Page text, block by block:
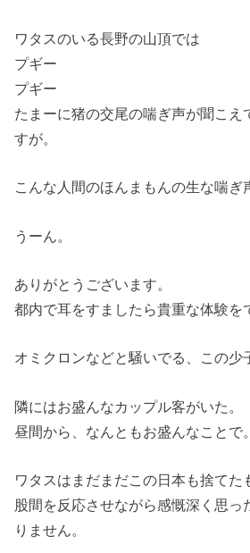
ワタスのいる長野の山頂では
プギー
プギー
たまーに猪の交尾の喘ぎ声が聞こえ
すが。
こんな人間のほんまもんの生な喘ぎ
うーん。
ありがとうございます。
都内で耳をすましたら貴重な体験を
オミクロンなどと騒いでる、この少
隣にはお盛んなカップル客がいた。
昼間から、なんともお盛んなことで。
ワタスはまだまだこの日本も捨てた
股間を反応させながら感慨深く思っ
りません。